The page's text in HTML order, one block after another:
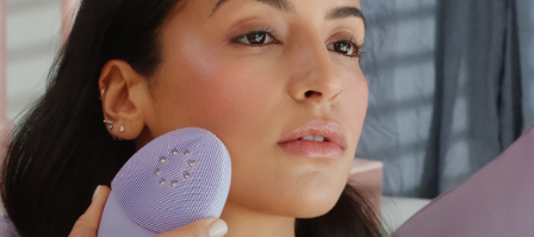
Meus aparelhos
Meus pedidos
Meus endereços
As minhas subscrições
FAQ™ Pure Beauty-Tech Elixir
issa™ Teeth Whitening Set
English Deutsch
Español
Français
Italiano
Português
Polski
Русский
Türkçe
简体中文 繁體中文